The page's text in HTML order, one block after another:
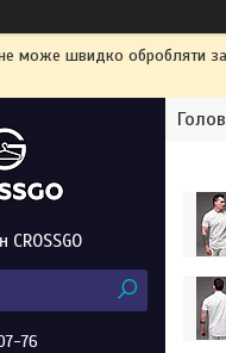
може швидко обробляти
76